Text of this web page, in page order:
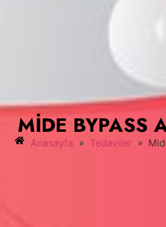
MIDE BYPASS
Anasayfa » Tedaviler »